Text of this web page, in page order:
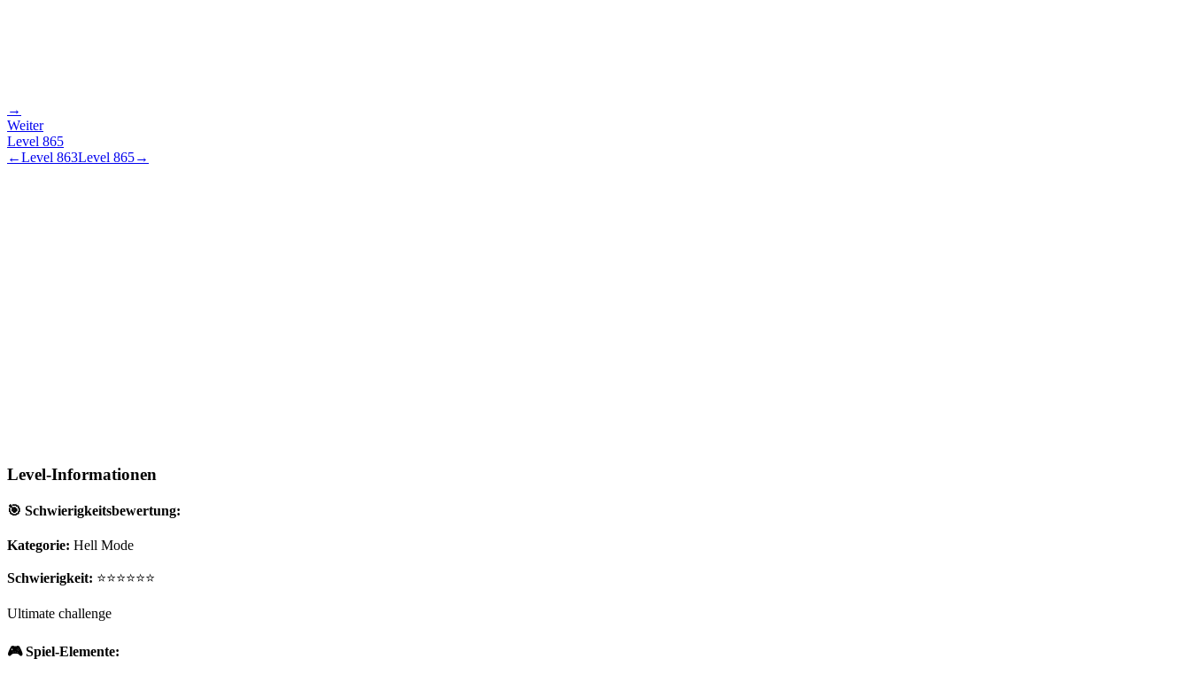
→
Weiter
Level 865
←Level 863Level 865→
Level-Informationen
🎯 Schwierigkeitsbewertung:
Kategorie: Hell Mode
Schwierigkeit: ⭐⭐⭐⭐⭐⭐
Ultimate challenge
🎮 Spiel-Elemente: